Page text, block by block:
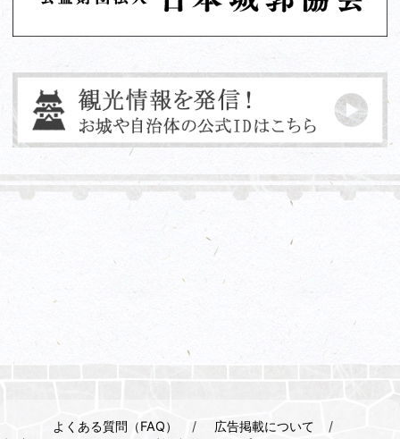
よくある質問（FAQ）
広告掲載について